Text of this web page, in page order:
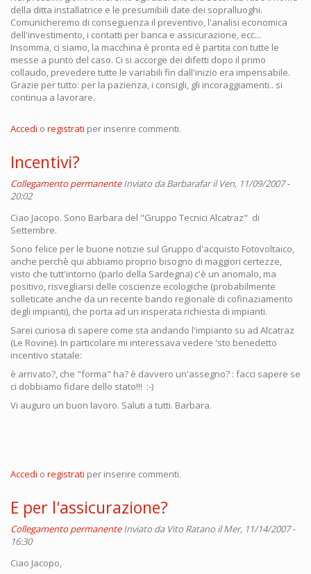
della ditta installatrice e le presumibili date dei sopralluoghi.
Comunicheremo di conseguenza il preventivo, l'analisi economica
dell'investimento, i contatti per banca e assicurazione, ecc...
Insomma, ci siamo, la macchina è pronta ed è partita con tutte le
messe a punto del caso. Ci si accorge dei difetti dopo il primo
collaudo, prevedere tutte le variabili fin dall'inizio era impensabile.
Grazie per tutto: per la pazienza, i consigli, gli incoraggiamenti.. si
continua a lavorare.
Accedi o registrati per inserire commenti.
Incentivi?
Collegamento permanente Inviato daBarbarafaril Ven, 11/09/2007 -
20:02
Ciao Jacopo. Sono Barbara del "Gruppo Tecnici Alcatraz" di
Settembre.
Sono felice per le buone notizie sul Gruppo d'acquisto Fotovoltaico,
anche perchè qui abbiamo proprio bisogno di maggiori certezze,
visto che tutt'intorno (parlo della Sardegna) c'è un anomalo, ma
positivo, risvegliarsi delle coscienze ecologiche (probabilmente
solleticate anche da un recente bando regionale di cofinaziamento
degli impianti), che porta ad un insperata richiesta di impianti.
Sarei curiosa di sapere come sta andando l'impianto su ad Alcatraz
(Le Rovine). In particolare mi interessava vedere 'sto benedetto
incentivo statale:
è arrivato?, che "forma" ha? è davvero un'assegno? : facci sapere se
ci dobbiamo fidare dello stato!!! :-)
Vi auguro un buon lavoro. Saluti a tutti. Barbara.
Accedi o registrati per inserire commenti.
E per l'assicurazione?
Collegamento permanente Inviato da Vito Ratano il Mer, 11/14/2007 -
16:30
Ciao Jacopo,